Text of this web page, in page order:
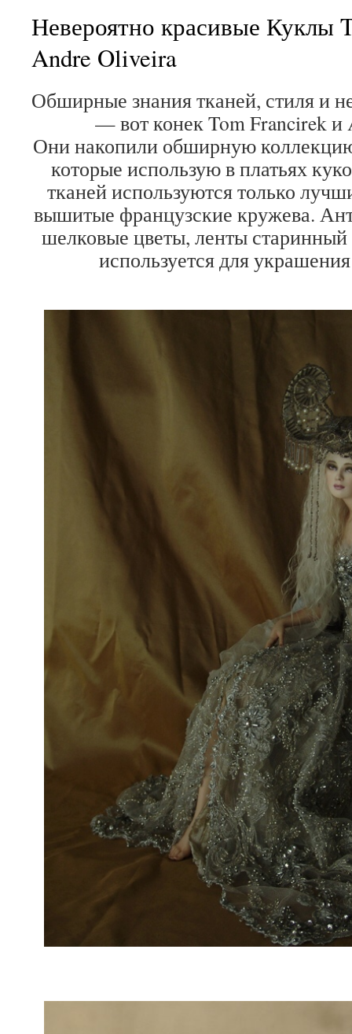
Невероятно красивые Куклы
Andre Oliveira
Обширные знания тканей, стиля и
— вот конек Tom Francirek и
Они накопили обширную
которые использую в платьях
тканей используются только
вышитые французские кружева.
шелковые цветы, ленты
используется для